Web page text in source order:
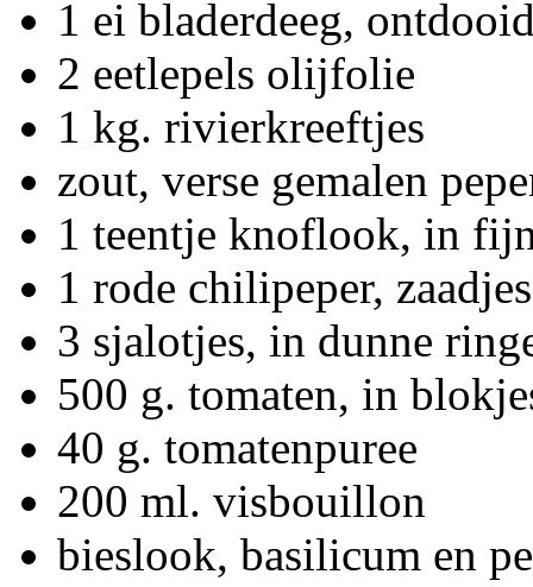
1 ei bladerdeeg,
2 eetlepels olijfolie
1 kg. rivierkreeftjes
zout, verse gemalen
1 teentje knoflook, in
1 rode chilipeper,
3 sjalotjes, in dunne
500 g. tomaten, in
40 g. tomatenpuree
200 ml. visbouillon
bieslook, basilicum en